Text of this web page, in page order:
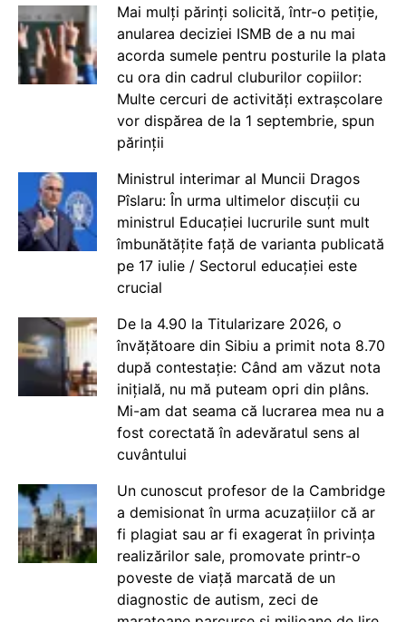
Mai mulți părinți solicită, într-o petiție,
anularea deciziei ISMB de a nu mai
acorda sumele pentru posturile la plata
cu ora din cadrul cluburilor copiilor:
Multe cercuri de activități extrașcolare
vor dispărea de la 1 septembrie, spun
părinții
Ministrul interimar al Muncii Dragos
Pîslaru: În urma ultimelor discuții cu
ministrul Educației lucrurile sunt mult
îmbunătățite față de varianta publicată
pe 17 iulie / Sectorul educației este
crucial
De la 4.90 la Titularizare 2026, o
învățătoare din Sibiu a primit nota 8.70
după contestație: Când am văzut nota
inițială, nu mă puteam opri din plâns.
Mi-am dat seama că lucrarea mea nu a
fost corectată în adevăratul sens al
cuvântului
Un cunoscut profesor de la Cambridge
a demisionat în urma acuzațiilor că ar
fi plagiat sau ar fi exagerat în privința
realizărilor sale, promovate printr-o
poveste de viață marcată de un
diagnostic de autism, zeci de